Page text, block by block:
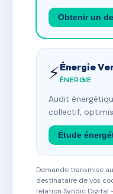
Obtenir un
⚡Énergie
ÉNERGIE
Audit
collectif,
Étude
Demande transmise
destinataire de vos
relation Syndic Digital